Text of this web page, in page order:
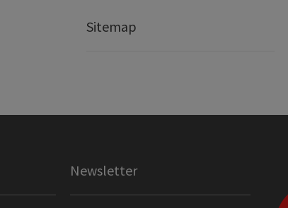
Sitemap
Newsletter